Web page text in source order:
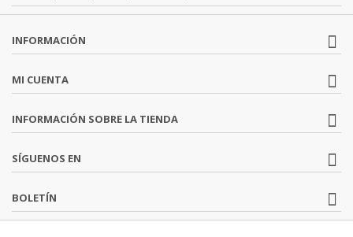
INFORMACIÓN
MI CUENTA
INFORMACIÓN SOBRE LA TIENDA
SÍGUENOS EN
BOLETÍN